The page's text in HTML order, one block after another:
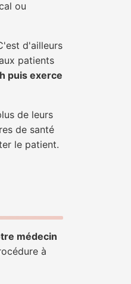
ou
d'ailleurs
patients
puis exerce
de leurs
de santé
le patient.
médecin
à